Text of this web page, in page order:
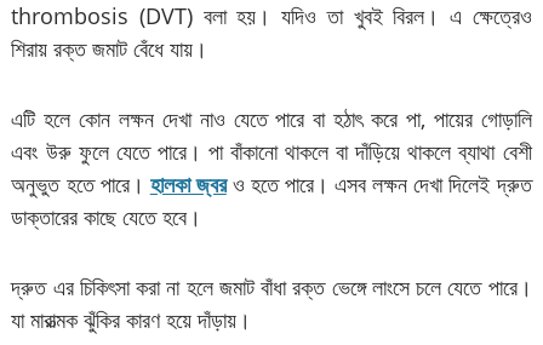
thrombosis (DVT) বলা হয়। যদিও তা খুবই বিরল। এ ক্ষেত্রেও
শিরায় রক্ত জমাট বেঁধে যায়।
এটি হলে কোন লক্ষন দেখা নাও যেতে পারে বা হঠাৎ করে পা, পায়ের গোড়ালি
এবং উরু ফুলে যেতে পারে। পা বাঁকানো থাকলে বা দাঁড়িয়ে থাকলে ব্যাথা বেশী
অনুভুত হতে পারে। হালকা জ্বরও হতে পারে। এসব লক্ষন দেখা দিলেই দ্রুত
ডাক্তারের কাছে যেতে হবে।
দ্রুত এর চিকিৎসা করা না হলে জমাট বাঁধা রক্ত ভেঙ্গে লাংসে চলে যেতে পারে।
যা মারাত্মক ঝুঁকির কারণ হয়ে দাঁড়ায়।